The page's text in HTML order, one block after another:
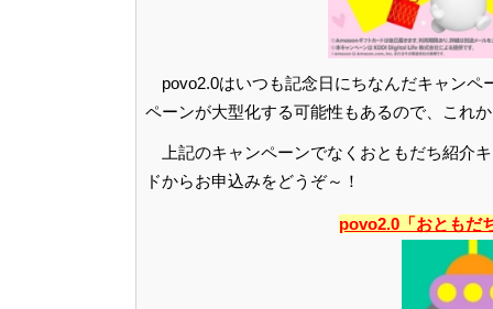
povo2.0はいつも記念日にちなんだキャン
ペーンが大型化する可能性もあるので、これ
上記のキャンペーンでなくおともだち紹介
ドからお申込みをどうぞ～！
povo2.0「おともだ